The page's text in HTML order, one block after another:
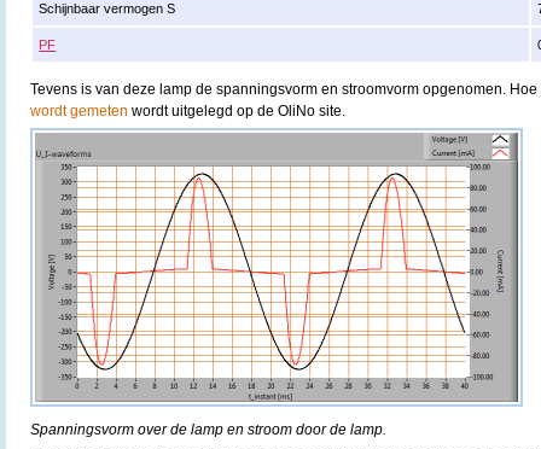
Schijnbaar vermogen S
PF
Tevens is van deze lamp de spanningsvorm en stroomvorm opgenomen. Hoe
wordt gemeten wordt uitgelegd op de OliNo site.
Spanningsvorm over de lamp en stroom door de lamp.